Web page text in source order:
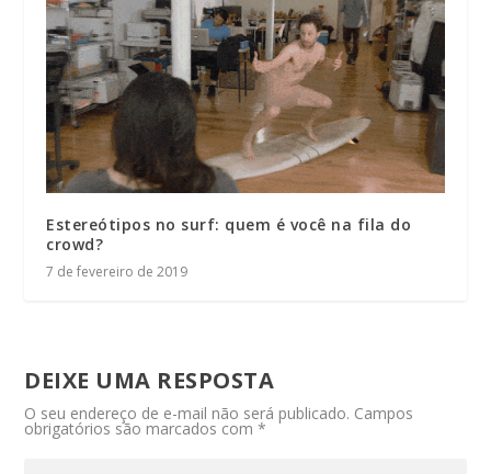
Estereótipos no surf: quem é você na fila do
crowd?
7 de fevereiro de 2019
DEIXE UMA RESPOSTA
O seu endereço de e-mail não será publicado. Campos
obrigatórios são marcados com*